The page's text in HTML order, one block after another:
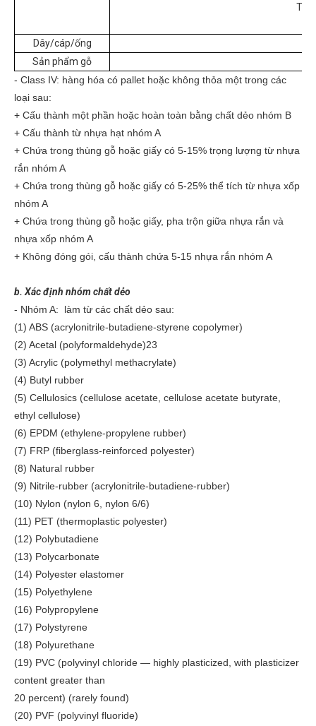
Tả;
Dây/cáp/ống
Sản phẩm gỗ
- Class IV: hàng hóa có pallet hoặc không thỏa một trong các
loại sau:
+ Cấu thành một phần hoặc hoàn toàn bằng chất dẻo nhóm B
+ Cấu thành từ nhựa hạt nhóm A
+ Chứa trong thùng gỗ hoặc giấy có 5-15% trọng lượng từ nhựa
rắn nhóm A
+ Chứa trong thùng gỗ hoặc giấy có 5-25% thể tích từ nhựa xốp
nhóm A
+ Chứa trong thùng gỗ hoặc giấy, pha trộn giữa nhựa rắn và
nhựa xốp nhóm A
+ Không đóng gói, cấu thành chứa 5-15 nhựa rắn nhóm A
b. Xác định nhóm chất dẻo
- Nhóm A: làm từ các chất dẻo sau:
(1) ABS (acrylonitrile-butadiene-styrene copolymer)
(2) Acetal (polyformaldehyde)23
(3) Acrylic (polymethyl methacrylate)
(4) Butyl rubber
(5) Cellulosics (cellulose acetate, cellulose acetate butyrate,
ethyl cellulose)
(6) EPDM (ethylene-propylene rubber)
(7) FRP (fiberglass-reinforced polyester)
(8) Natural rubber
(9) Nitrile-rubber (acrylonitrile-butadiene-rubber)
(10) Nylon (nylon 6, nylon 6/6)
(11) PET (thermoplastic polyester)
(12) Polybutadiene
(13) Polycarbonate
(14) Polyester elastomer
(15) Polyethylene
(16) Polypropylene
(17) Polystyrene
(18) Polyurethane
(19) PVC (polyvinyl chloride — highly plasticized, with plasticizer
content greater than
20 percent) (rarely found)
(20) PVF (polyvinyl fluoride)